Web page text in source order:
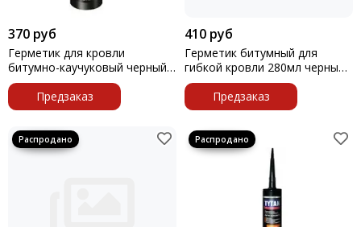
370 руб
Герметик для кровли
битумно-каучуковый черный
310мл Tytan
Предзаказ
410 руб
Герметик битумный для
гибкой кровли 280мл черный
Kudo KSK-612
Предзаказ